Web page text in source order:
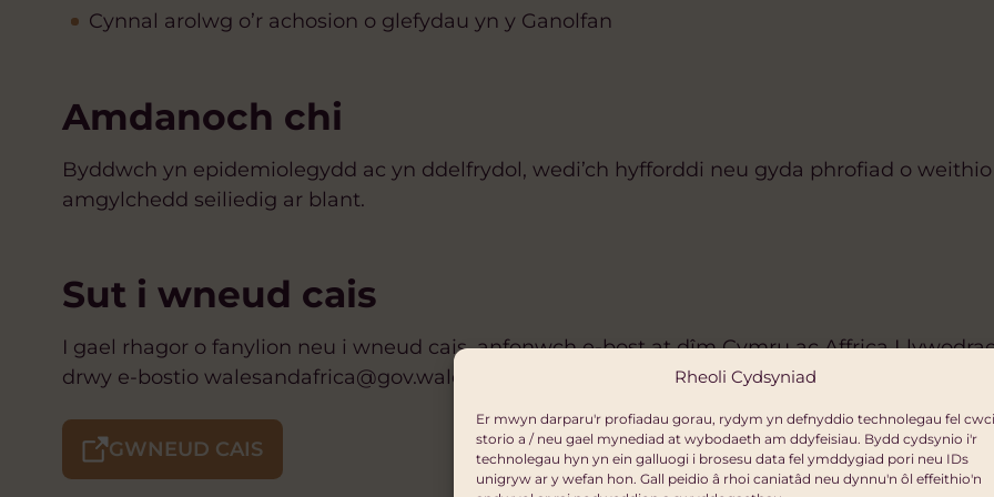
Rheoli Cydsyniad
Er mwyn darparu'r profiadau gorau, rydym yn defnyddio technolegau fel
storio a / neu gael mynediad at wybodaeth am ddyfeisiau. Bydd cydsynio i'r
technolegau hyn yn ein galluogi i brosesu data fel ymddygiad pori neu IDs
unigryw ar y wefan hon. Gall peidio â rhoi caniatâd neu dynnu'n ôl effeithio'n
Cynnal arolwg o’r achosion o glefydau yn y Ganolfan
Amdanoch chi
Byddwch yn epidemiolegydd ac yn ddelfrydol, wedi’ch hyfforddi neu gyda phrofiad o
amgylchedd seiliedig ar blant.
Sut i wneud cais
I gael rhagor o fanylion neu i wneud cais, anfonwch e-bost at dîm Cymru ac Affrica
drwy e-bostio walesandafrica@gov.wales.
GWNEUD CAIS